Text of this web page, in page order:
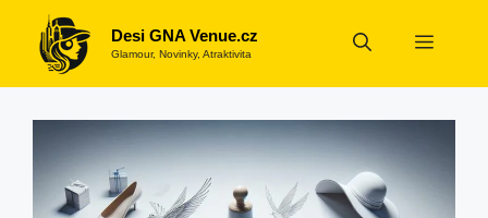
Přeskočit
obsah
Desi GNA Venue.cz
Glamour, Novinky, Atraktivita
Menu